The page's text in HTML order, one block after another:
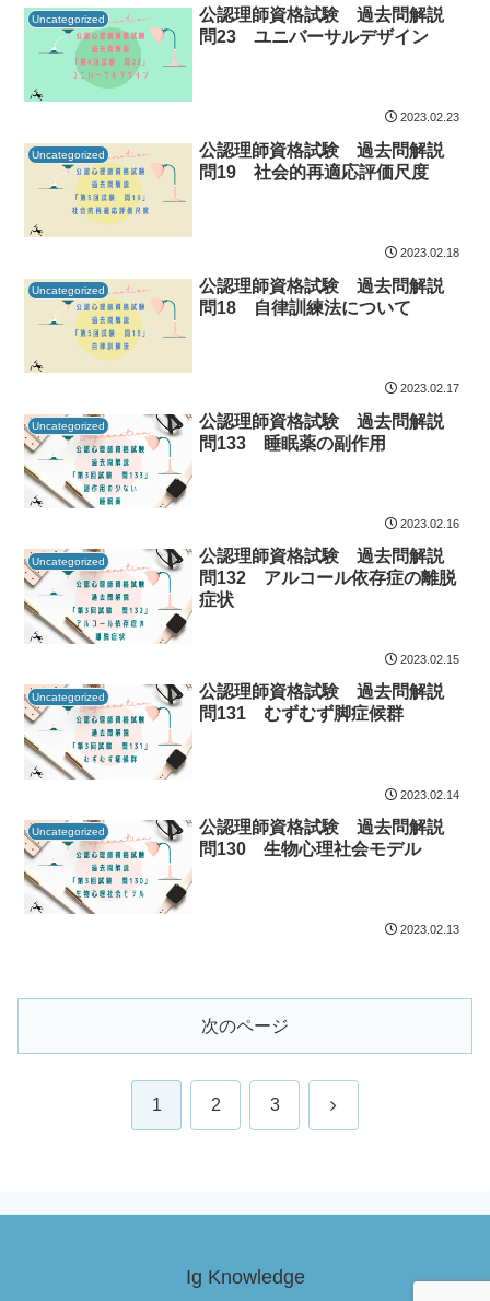
Uncategorized
公認理師資格試験 過去問解説
問23 ユニバーサルデザイン
2023.02.23
Uncategorized
公認理師資格試験 過去問解説
問19 社会的再適応評価尺度
2023.02.18
Uncategorized
公認理師資格試験 過去問解説
問18 自律訓練法について
2023.02.17
Uncategorized
公認理師資格試験 過去問解説
問133 睡眠薬の副作用
2023.02.16
Uncategorized
公認理師資格試験 過去問解説
問132 アルコール依存症の離脱
症状
2023.02.15
Uncategorized
公認理師資格試験 過去問解説
問131 むずむず脚症候群
2023.02.14
Uncategorized
公認理師資格試験 過去問解説
問130 生物心理社会モデル
2023.02.13
次のページ
1 2 3 次
Ig Knowledge